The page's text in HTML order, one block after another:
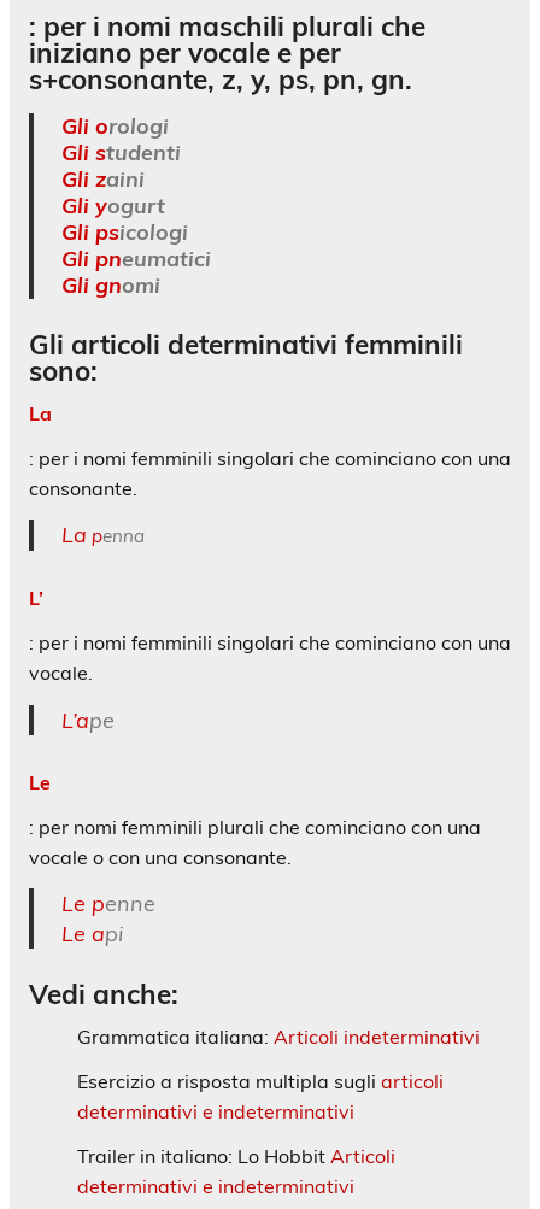
: per i nomi maschili plurali che
iniziano per vocale e per
s+consonante, z, y, ps, pn, gn.
Gli orologi
Gli studenti
Gli zaini
Gli yogurt
Gli psicologi
Gli pneumatici
Gli gnomi
Gli articoli determinativi femminili
sono:
La
: per i nomi femminili singolari che cominciano con una
consonante.
La penna
L’
: per i nomi femminili singolari che cominciano con una
vocale.
L’ape
Le
: per nomi femminili plurali che cominciano con una
vocale o con una consonante.
Le penne
Le api
Vedi anche:
Grammatica italiana: Articoli indeterminativi
Esercizio a risposta multipla sugli articoli
determinativi e indeterminativi
Trailer in italiano: Lo Hobbit Articoli
determinativi e indeterminativi